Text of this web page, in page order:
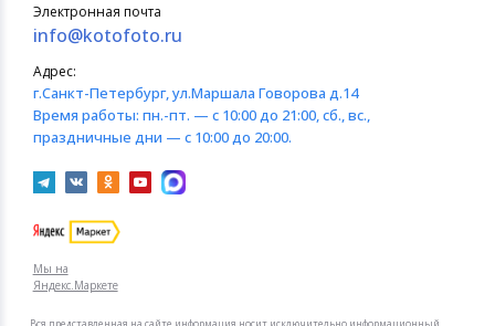
Мы на
Яндекс.Маркете
Электронная почта
info@kotofoto.ru
Адрес:
г.Санкт-Петербург, ул.Маршала Говорова д.14
Время работы: пн.-пт. — с 10:00 до 21:00, сб., вс.,
праздничные дни — с 10:00 до 20:00.
Вся представленная на сайте информация носит исключительно информационный